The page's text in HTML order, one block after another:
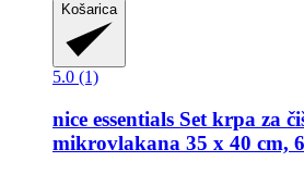
Košarica
5.0 (1)
nice essentials Set krpa za
mikrovlakana 35 x 40 cm,